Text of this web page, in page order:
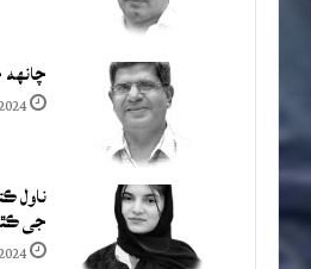
چانهه
ناول
جي